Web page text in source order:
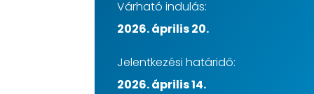
Várható indulás:
2026. április 20.
Jelentkezési határidő:
2026. április 14.